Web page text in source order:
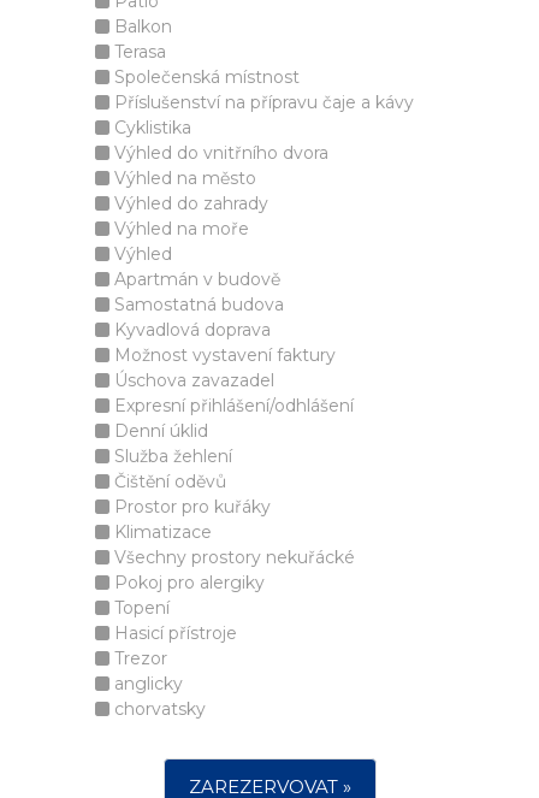
Balkon
Terasa
Společenská místnost
Příslušenství na přípravu čaje a kávy
Cyklistika
Výhled do vnitřního dvora
Výhled na město
Výhled do zahrady
Výhled na moře
Výhled
Apartmán v budově
Samostatná budova
Kyvadlová doprava
Možnost vystavení faktury
Úschova zavazadel
Expresní přihlášení/odhlášení
Denní úklid
Služba žehlení
Čištění oděvů
Prostor pro kuřáky
Klimatizace
Všechny prostory nekuřácké
Pokoj pro alergiky
Topení
Hasicí přístroje
Trezor
anglicky
chorvatsky
ZAREZERVOVAT »